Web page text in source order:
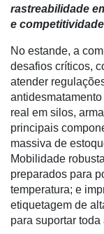
Automação
e
Conectividade
Dados
Análise
E-
Commerce
Informatização
da
Agricultura
rastreabilidade
e
No estande, a
desafios críticos,
atender
real em silos,
principais
massiva de
Mobilidade
preparados para
temperatura; e
etiquetagem de
para suportar